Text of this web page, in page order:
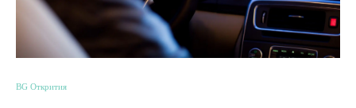
BG Открития